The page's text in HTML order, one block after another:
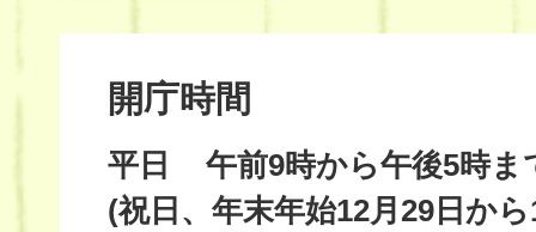
開庁時間
平日
午前9時から午後5時ま
(祝日、年末年始12月29日か